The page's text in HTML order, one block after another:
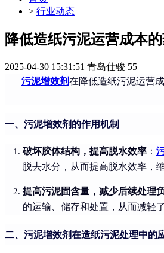
> 行业动态
降低造纸污泥运营成本
2025-04-30 15:31:51 青岛仕骏 55
污泥增效剂在降低造纸污泥运营
一、污泥增效剂的作用机制
破坏胶体结构，提高脱水效率 ：
脱去水分，从而提高脱水效率，
提高污泥固含量，减少后续处理
的运输、储存和处置，从而减轻
二、污泥增效剂在造纸污泥处理中的